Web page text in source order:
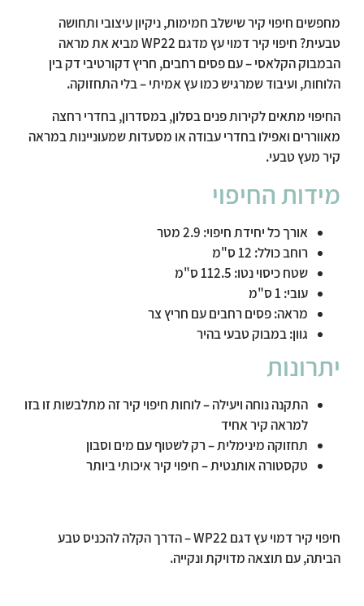
מחפשים חיפוי קיר שישלב חמימות, ניקיון עיצובי ותחושה
טבעית? חיפוי קיר דמוי עץ מדגם WP22 מביא את מראה
הבמבוק הקלאסי – עם פסים רחבים, חריץ דקורטיבי דק בין
הלוחות, ועיבוד שמרגיש כמו עץ אמיתי – בלי התחזוקה.
החיפוי מתאים לקירות פנים בסלון, במסדרון, בחדרי רחצה
מאווררים ואפילו בחדרי עבודה או מסעדות שמעוניינות במראה
קיר מעץ טבעי.
מידותהחיפוי
אורך כל יחידת חיפוי:
רוחב כולל:
שטח כיסוי נטו:
עובי:
מראה:פסים רחבים עם חריץ צר
גוון:במבוק טבעי בהיר
יתרונות
התקנה נוחה ויעילה – לוחות חיפוי קיר זה מתלבשות זו בזו
למראה קיר אחיד
תחזוקה מינימלית – רק לשטוף עם מים וסבון
טקסטורה אותנטית – חיפוי קיר איכותי ביותר
חיפוי קיר דמוי עץ דגם WP22 – הדרך הקלה להכניס טבע
הביתה, עם תוצאה מדויקת ונקייה.